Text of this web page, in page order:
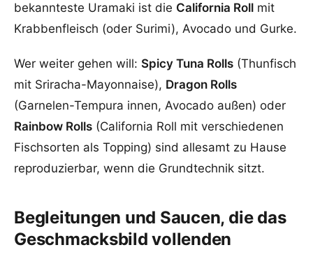
bekannteste Uramaki ist die California Roll mit
Krabbenfleisch (oder Surimi), Avocado und Gurke.
Wer weiter gehen will: Spicy Tuna Rolls (Thunfisch
mit Sriracha-Mayonnaise), Dragon Rolls
(Garnelen-Tempura innen, Avocado außen) oder
Rainbow Rolls (California Roll mit verschiedenen
Fischsorten als Topping) sind allesamt zu Hause
reproduzierbar, wenn die Grundtechnik sitzt.
Begleitungen und Saucen, die das
Geschmacksbild vollenden